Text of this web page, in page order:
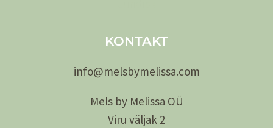
KONTAKT
info@melsbymelissa.com
Mels by Melissa OÜ
Viru väljak 2